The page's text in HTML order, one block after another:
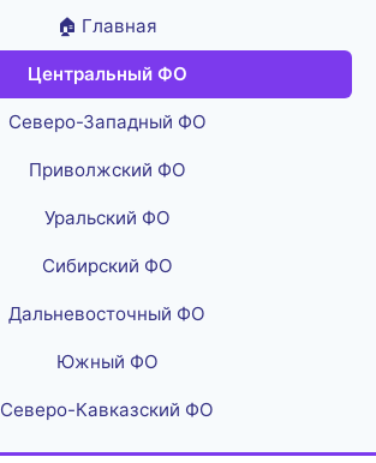
🏠 Главная
Центральный ФО
Северо-Западный ФО
Приволжский ФО
Уральский ФО
Сибирский ФО
Дальневосточный ФО
Южный ФО
Северо-Кавказский ФО